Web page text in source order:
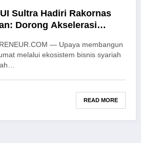
Sultra Hadiri Rakornas
Dorong Akselerasi
— Upaya membangun
melalui ekosistem bisnis syariah
READ MORE